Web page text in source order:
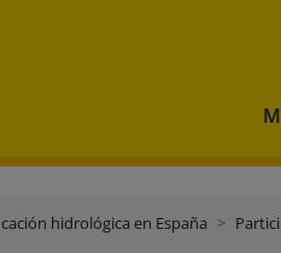
hidrológica en España